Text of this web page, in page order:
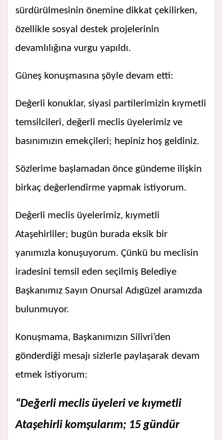
sürdürülmesinin önemine dikkat çekilirken,
özellikle sosyal destek projelerinin
devamlılığına vurgu yapıldı.
Güneş konuşmasına şöyle devam etti:
Değerli konuklar, siyasi partilerimizin kıymetli
temsilcileri, değerli meclis üyelerimiz ve
basınımızın emekçileri; hepiniz hoş geldiniz.
Sözlerime başlamadan önce gündeme ilişkin
birkaç değerlendirme yapmak istiyorum.
Değerli meclis üyelerimiz, kıymetli
Ataşehirliler; bugün burada eksik bir
yanımızla konuşuyorum. Çünkü bu meclisin
iradesini temsil eden seçilmiş Belediye
Başkanımız Sayın Onursal Adıgüzel aramızda
bulunmuyor.
Konuşmama, Başkanımızın Silivri’den
gönderdiği mesajı sizlerle paylaşarak devam
etmek istiyorum:
“Değerli meclis üyeleri ve kıymetli
Ataşehirli komşularım; 15 gündür